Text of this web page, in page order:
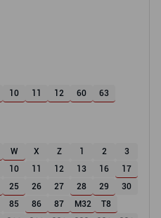
10 11 12 60 63
W X Z 1 2
3
10 11 12 13 16
17
25 26 27 28 29
30
85 86 87 M32
T8